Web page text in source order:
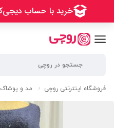
فروشگاه اینترنتی روچی / مد و پوشاک